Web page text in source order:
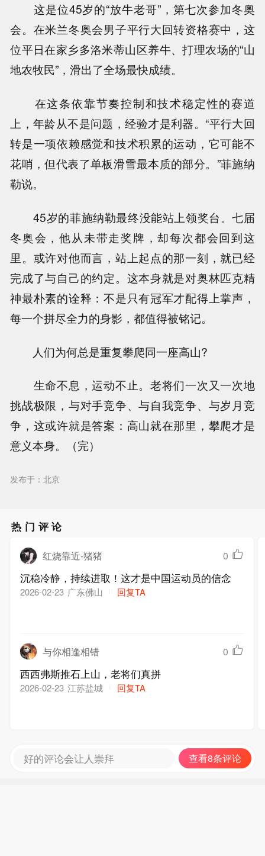
这是位45岁的“放牛老哥”，第七次参加冬奥
会。在米兰冬奥会男子平行大回转资格赛中，这
位平日在家乡多洛米蒂山区养牛、打理农场的“山
地农牧民”，滑出了全场最快成绩。
在这条依靠节奏控制和技术稳定性的赛道
上，年龄从不是问题，经验才是利器。“平行大回
转是一项依赖感觉和技术积累的运动，它可能不
花哨，但代表了单板滑雪最本质的部分。”菲施纳
勒说。
45岁的菲施纳勒最终没能站上领奖台。七届
冬奥会，他从未带走奖牌，却每次都会回到这
里。或许对他而言，站上起点的那一刻，就已经
完成了与自己的约定。这本身就是对奥林匹克精
神最朴素的诠释：不是只有冠军才配得上掌声，
每一个拼尽全力的身影，都值得被铭记。
人们为何总是重复攀爬同一座高山?
生命不息，运动不止。老将们一次又一次地
挑战极限，与对手竞争、与自我竞争、与岁月竞
争，这或许就是答案：高山就在那里，攀爬才是
意义本身。（完）
发布于：北京
热门评论
红烧靠近-猪猪 0
沉稳冷静，持续进取！这才是中国运动员的信念
2026-02-23 广东佛山 回复TA
与你相逢相错 0
西西弗斯推石上山，老将们真拼
2026-02-23 江苏盐城 回复TA
好的评论会让人崇拜 查看8条评论